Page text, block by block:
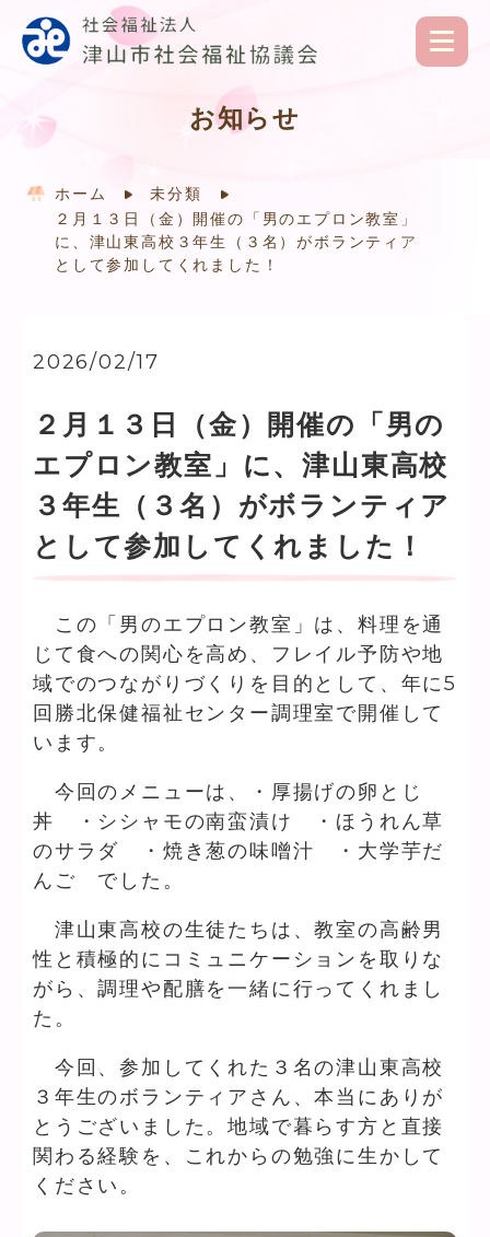
お知らせ
ホーム
未分類
２月１３日（金）開催の「男のエプロン教室」
に、津山東高校３年生（３名）がボランティア
として参加してくれました！
2026/02/17
２月１３日（金）開催の「男の
エプロン教室」に、津山東高校
３年生（３名）がボランティア
として参加してくれました！
この「男のエプロン教室」は、料理を通
じて食への関心を高め、フレイル予防や地
域でのつながりづくりを目的として、年に5
回勝北保健福祉センター調理室で開催して
います。
今回のメニューは、・厚揚げの卵とじ
丼 ・シシャモの南蛮漬け ・ほうれん草
のサラダ ・焼き葱の味噌汁 ・大学芋だ
んご でした。
津山東高校の生徒たちは、教室の高齢男
性と積極的にコミュニケーションを取りな
がら、調理や配膳を一緒に行ってくれまし
た。
今回、参加してくれた３名の津山東高校
３年生のボランティアさん、本当にありが
とうございました。地域で暮らす方と直接
関わる経験を、これからの勉強に生かして
ください。